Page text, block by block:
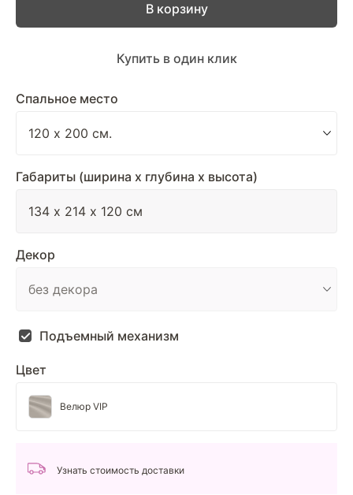
Спальное место
Габариты (ширина х глубина х высота)
Декор
Подъемный механизм
Цвет
Велюр VIP
В корзину
Купить в один клик
Узнать стоимость доставки